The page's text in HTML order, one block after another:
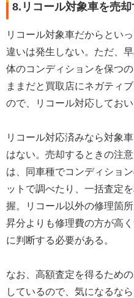
8.リコール対象車を売
リコール対象車だからとい
違いは発生しない。ただ、
体のコンディションを保つ
ままだと買取店にネガティ
ので、リコール対応しておい
リコール対応済みなら対象
はない。売却するときの注
は、同車種でコンディショ
ットで調べたり、一括査定
握。リコール以外の修理箇
昇分よりも修理費の方が高
に判断する必要がある。
なお、高額査定を得るため
しているので、気になるな